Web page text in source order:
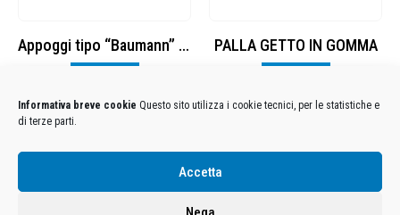
Informativa breve cookie Questo sito utilizza i cookie tecnici, per le statistiche e
di terze parti.
Accetta
Appoggi tipo “Baumann” in legno PALLA GETTO IN GOMMA
Condizioni Generali di Utilizzo-Cookies-Privacy
Euro 12.500.000 i.v. - C.F. e Iscr. Reg. Imp. Monza e Brianza 02137480964 - R.E.A. MB-1370021 -